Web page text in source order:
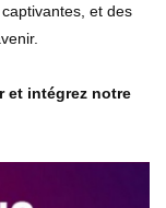
et des
et intégrez notre